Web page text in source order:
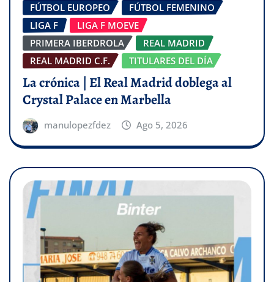
FÚTBOL EUROPEO
FÚTBOL FEMENINO
LIGA F
LIGA F MOEVE
PRIMERA IBERDROLA
REAL MADRID
REAL MADRID C.F.
TITULARES DEL DÍA
La crónica | El Real Madrid doblega al
Crystal Palace en Marbella
manulopezfdez Ago 5, 2026